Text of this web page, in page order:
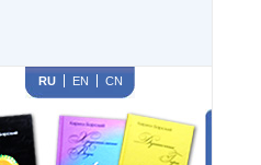
RU EN CN